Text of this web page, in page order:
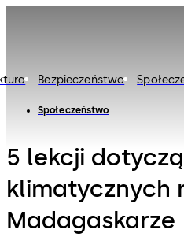
Bezpieczeństwo
Społeczeństwo
5 lekcji
klimatycznych
Madagaskarze